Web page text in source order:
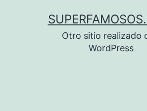
Otro sitio realizado
WordPress